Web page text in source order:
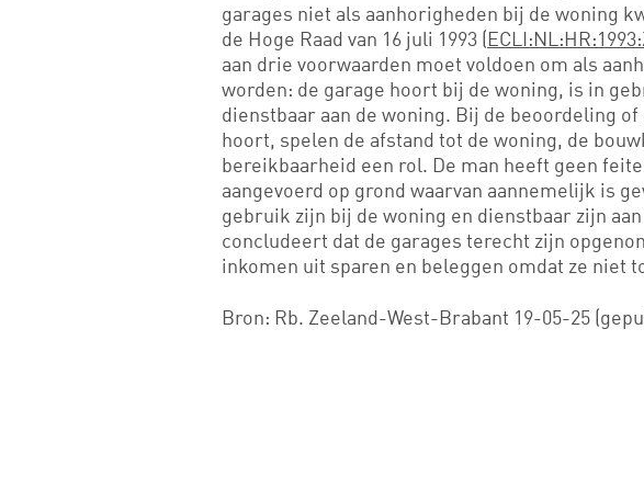
garages niet als aanhorigheden bij de woning
de Hoge Raad van 16 juli 1993 (
aan drie voorwaarden moet voldoen om als
worden: de garage hoort bij de woning, is in
dienstbaar aan de woning. Bij de beoordeling
hoort, spelen de afstand tot de woning, de
bereikbaarheid een rol. De man heeft geen
aangevoerd op grond waarvan aannemelijk is
gebruik zijn bij de woning en dienstbaar zijn
concludeert dat de garages terecht zijn
inkomen uit sparen en beleggen omdat ze niet
Bron: Rb. Zeeland-West-Brabant 19-05-25